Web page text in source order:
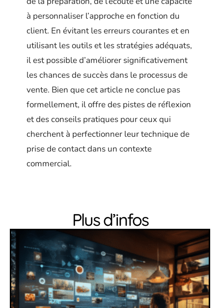
à personnaliser l’approche en fonction du
client. En évitant les erreurs courantes et en
utilisant les outils et les stratégies adéquats,
il est possible d’améliorer significativement
les chances de succès dans le processus de
vente. Bien que cet article ne conclue pas
formellement, il offre des pistes de réflexion
et des conseils pratiques pour ceux qui
cherchent à perfectionner leur technique de
prise de contact dans un contexte
commercial.
Plus d’infos